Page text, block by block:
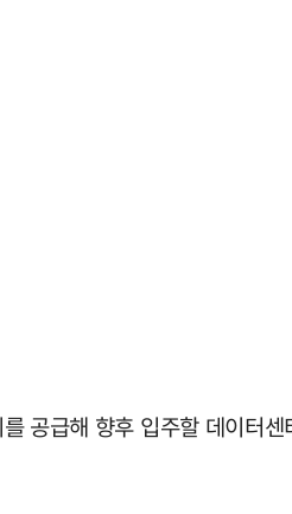
공급해 향후 입주할 데이터